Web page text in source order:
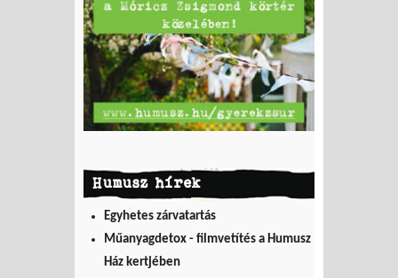
Humusz hírek
Egyhetes zárvatartás
Műanyagdetox - filmvetítés a Humusz
Ház kertjében